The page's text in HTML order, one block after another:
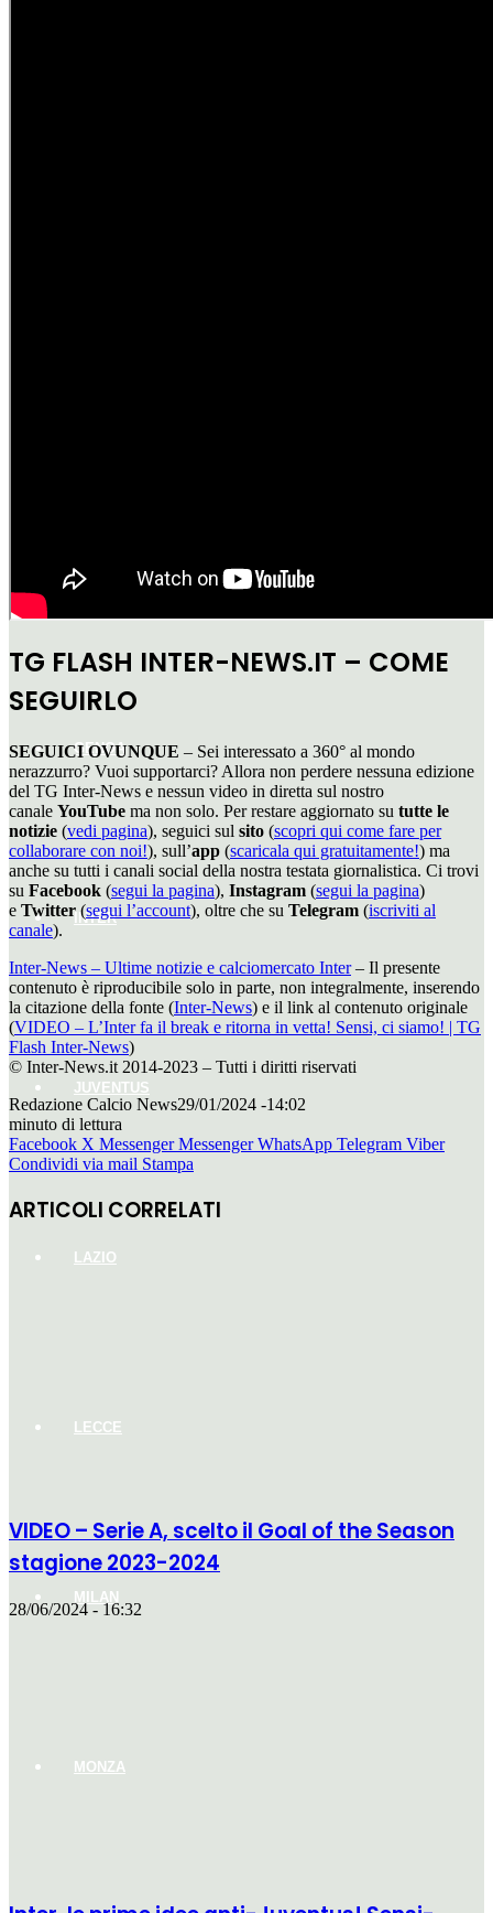
FIORENTINA
GENOA
INTER
JUVENTUS
LAZIO
LECCE
MILAN
MONZA
TG FLASH INTER-NEWS.IT – COME
SEGUIRLO
SEGUICI OVUNQUE – Sei interessato a 360° al mondo
nerazzurro? Vuoi supportarci? Allora non perdere nessuna edizione
del TG Inter-News e nessun video in diretta sul nostro
canale YouTube ma non solo. Per restare aggiornato su tutte le
notizie (vedi pagina), seguici sul sito (scopri qui come fare per
collaborare con noi!), sull’app (scaricala qui gratuitamente!) ma
anche su tutti i canali social della nostra testata giornalistica. Ci trovi
su Facebook (segui la pagina), Instagram (segui la pagina)
e Twitter(segui l’account), oltre che su Telegram (iscriviti al
canale).
Inter-News – Ultime notizie e calciomercato Inter– Il presente
contenuto è riproducibile solo in parte, non integralmente, inserendo
la citazione della fonte (Inter-News) e il link al contenuto originale
(VIDEO – L’Inter fa il break e ritorna in vetta! Sensi, ci siamo! | TG
Flash Inter-News)
© Inter-News.it 2014-2023 – Tutti i diritti riservati
Redazione Calcio News29/01/2024 -14:02
minuto di lettura
Facebook X Messenger Messenger WhatsApp Telegram Viber
Condividi via mail Stampa
ARTICOLI CORRELATI
VIDEO – Serie A, scelto il Goal of the Season
stagione 2023-2024
28/06/2024 - 16:32